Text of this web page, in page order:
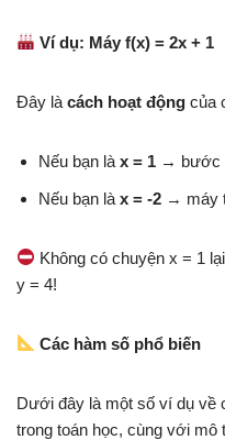
Ví dụ: Máy f(x) = 2x + 1
Đây là cách hoạt động của
Nếu bạn là x = 1 → bước
Nếu bạn là x = -2 → máy
Không có chuyện x = 1
y = 4!
Các hàm số phổ biến
Dưới đây là một số ví dụ về
trong toán học, cùng với mô